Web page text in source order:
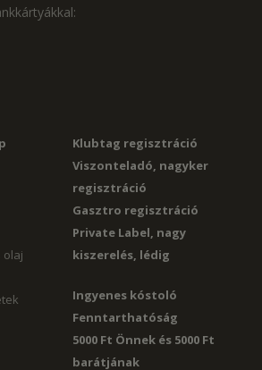
olaj
Klubtag regisztráció
Viszonteladó, nagyker
regisztráció
Gasztro regisztráció
Private Label, nagy
kiszerelés, lédig
Ingyenes kóstoló
Fenntarthatóság
5000 Ft Önnek és 5000 Ft
barátjának